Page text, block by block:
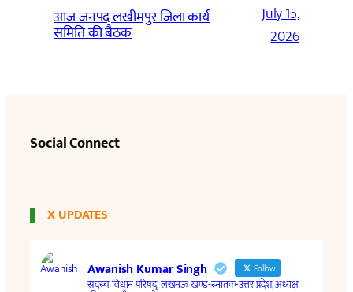
आज जनपद लखीमपुर जिला कार्य
समिति की बैठक
July 15,
2026
Social Connect
X UPDATES